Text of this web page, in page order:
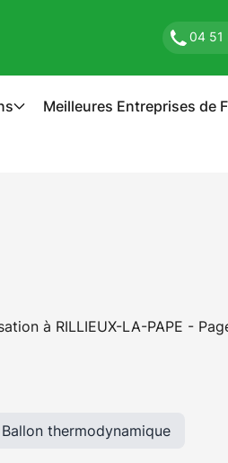
04 51
Meilleures Entreprises de
à RILLIEUX-LA-PAPE -
Ballon thermodynamique